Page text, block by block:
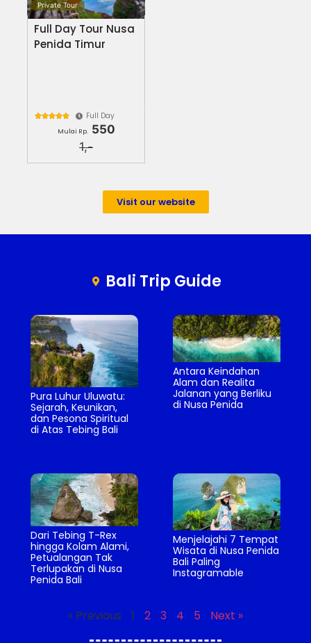
Private Tour
Full Day Tour Nusa
Penida Timur
 Full Day
Mulai Rp. 550
1,-
Visit our website
Bali Trip Guide
Pura Luhur Uluwatu:
Sejarah, Keunikan,
dan Pesona Spiritual
di Atas Tebing Bali
Antara Keindahan
Alam dan Realita
Jalanan yang Berliku
di Nusa Penida
Dari Tebing T-Rex
hingga Kolam Alami,
Petualangan Tak
Terlupakan di Nusa
Penida Bali
Menjelajahi 7 Tempat
Wisata di Nusa Penida
Bali Paling
Instagramable
« Previous 1 2 3 4 5 Next »